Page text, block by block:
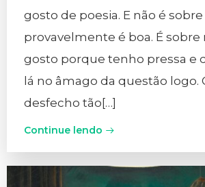
gosto de poesia. E não é sobre
provavelmente é boa. É sobre
gosto porque tenho pressa e
lá no âmago da questão logo.
desfecho tão[…]
Continue lendo